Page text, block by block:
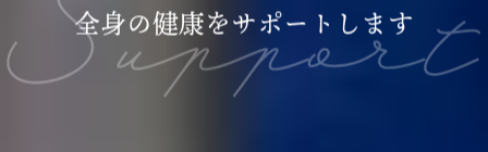
全身の健康をサポートします